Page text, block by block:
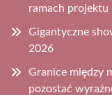
ramach projektu
Gigantyczne
2026
Granice między
pozostać